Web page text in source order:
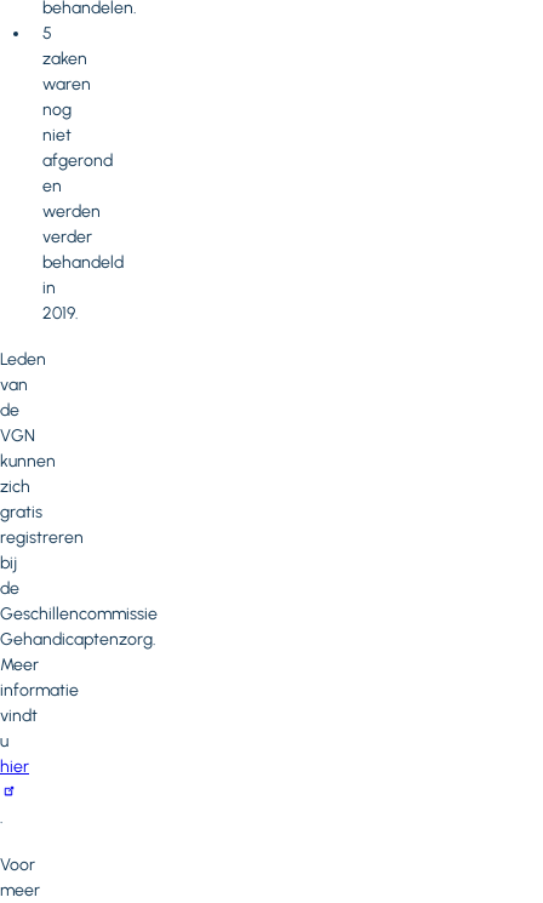
behandelen.
5
zaken
waren
nog
niet
afgerond
en
werden
verder
behandeld
in
2019.
Leden
van
de
VGN
kunnen
zich
gratis
registreren
bij
de
Geschillencommissie
Gehandicaptenzorg.
Meer
informatie
vindt
u
hier
.
Voor
meer